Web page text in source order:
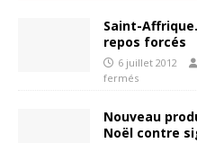
Saint-
repos forcés
6 juillet 2012
fermés
Nouveau
Noël contre